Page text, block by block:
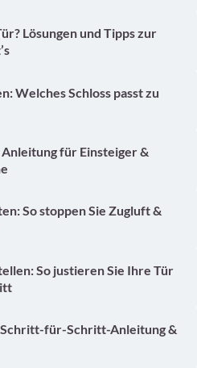
Lösungen und Tipps zur
Welches Schloss passt zu
für Einsteiger &
So stoppen Sie Zugluft &
So justieren Sie Ihre Tür
Schritt-für-Schritt-Anleitung &